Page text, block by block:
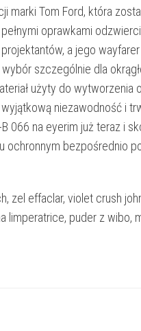
marki Tom Ford, która
oprawkami
a jego
szczególnie dla
użyty do
niezawodność i
066 na eyerim już teraz i
ochronnym bezpośrednio
zel effaclar, violet crush
limperatrice, puder z wibo,